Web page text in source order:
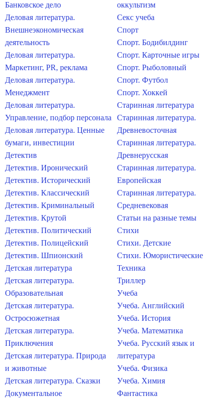
Банковское дело
Деловая литература.
Внешнеэкономическая
деятельность
Деловая литература.
Маркетинг, PR, реклама
Деловая литература.
Менеджмент
Деловая литература.
Управление, подбор персонала
Деловая литература. Ценные
бумаги, инвестиции
Детектив
Детектив. Иронический
Детектив. Исторический
Детектив. Классический
Детектив. Криминальный
Детектив. Крутой
Детектив. Политический
Детектив. Полицейский
Детектив. Шпионский
Детская литература
Детская литература.
Образовательная
Детская литература.
Остросюжетная
Детская литература.
Приключения
Детская литература. Природа
и животные
Детская литература. Сказки
Документальное
оккультизм
Секс учеба
Спорт
Спорт. Бодибилдинг
Спорт. Карточные игры
Спорт. Рыболовный
Спорт. Футбол
Спорт. Хоккей
Старинная литература
Старинная литература.
Древневосточная
Старинная литература.
Древнерусская
Старинная литература.
Европейская
Старинная литература.
Средневековая
Статьи на разные темы
Стихи
Стихи. Детские
Стихи. Юмористические
Техника
Триллер
Учеба
Учеба. Английский
Учеба. История
Учеба. Математика
Учеба. Русский язык и
литература
Учеба. Физика
Учеба. Химия
Фантастика